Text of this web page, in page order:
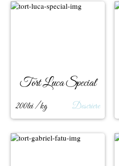
Tort Luca Special
200lei / kg Descriere